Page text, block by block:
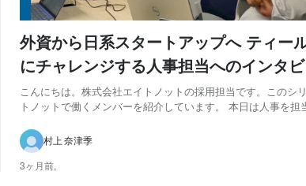
外資から日系スタートアップへ ティー
にチャレンジする人事担当へのインタ
こんにちは。株式会社エイトノットの採用担当です。このシ
トノットで働くメンバーを紹介しています。 本日は人事を担
担当している業務内容を教えてください A：人事と総務が主な
人事は組織造りがメインで、評価も含...
村上 奈津季
3ヶ月前,